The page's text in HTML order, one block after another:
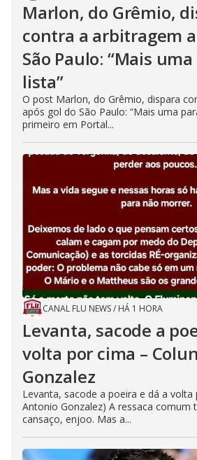
Marlon, do Grêmio,
contra a arbitragem
São Paulo: “Mais
lista”
O post Marlon, do Grêmio, dispara
após gol do São Paulo: “Mais uma
primeiro em Portal...
CANAL FLU NEWS/ HÁ 1 HORA
Levanta, sacode a
volta por cima –
Gonzalez
Levanta, sacode a poeira e dá a volta
Antonio Gonzalez) A ressaca comum
cansaço, enjoo. Mas a...